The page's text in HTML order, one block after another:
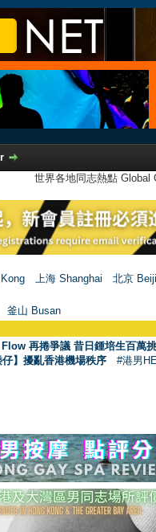
世界各地同志熱點
上海 Shanghai
北京
釜山 Busan
再捲爭議 昔日鍾培生百萬
】擾亂香港機場秩序 #港男